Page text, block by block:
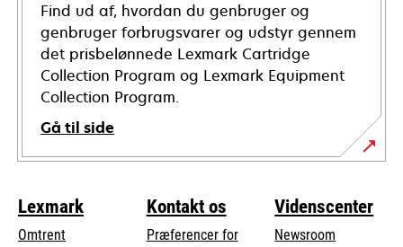
Find ud af, hvordan du genbruger og
genbruger forbrugsvarer og udstyr gennem
det prisbelønnede Lexmark Cartridge
Collection Program og Lexmark Equipment
Collection Program.
Gå til side
Lexmark
Omtrent
Kontakt os
Præferencer for
Videnscenter
Newsroom